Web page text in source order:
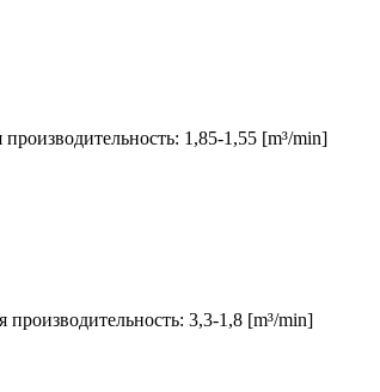
1,85-1,55 [m³/min]
3,3-1,8 [m³/min]